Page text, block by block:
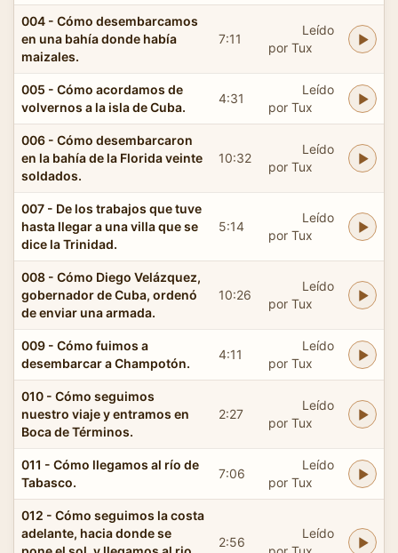
004 - Cómo desembarcamos
en una bahía donde había
maizales.
7:11
Leído
por Tux
005 - Cómo acordamos de
volvernos a la isla de Cuba.
4:31
Leído
por Tux
006 - Cómo desembarcaron
en la bahía de la Florida veinte
soldados.
10:32
Leído
por Tux
007 - De los trabajos que tuve
hasta llegar a una villa que se
dice la Trinidad.
5:14
Leído
por Tux
008 - Cómo Diego Velázquez,
gobernador de Cuba, ordenó
de enviar una armada.
10:26
Leído
por Tux
009 - Cómo fuimos a
desembarcar a Champotón.
4:11
Leído
por Tux
010 - Cómo seguimos
nuestro viaje y entramos en
Boca de Términos.
2:27
Leído
por Tux
011 - Cómo llegamos al río de
Tabasco.
7:06
Leído
por Tux
012 - Cómo seguimos la costa
adelante, hacia donde se
2:56
Leído